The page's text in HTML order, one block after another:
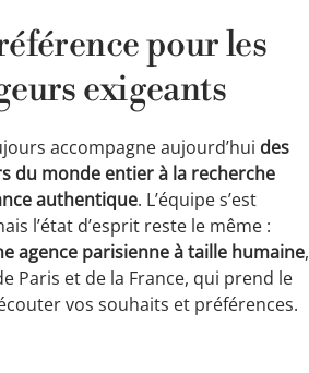
pour les
exigeants
accompagne aujourd’hui des
du monde entier à la recherche
authentique. L’équipe s’est
l’état d’esprit reste le même :
agence parisienne à taille humaine,
Paris et de la France, qui prend le
vos souhaits et préférences.